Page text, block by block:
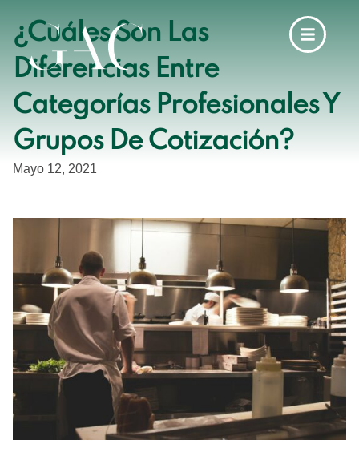
¿Cuáles Son Las
Diferencias Entre
Categorías Profesionales Y
Grupos De Cotización?
Mayo 12, 2021